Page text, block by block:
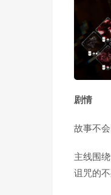
剧情
故事不
主线围
诅咒的